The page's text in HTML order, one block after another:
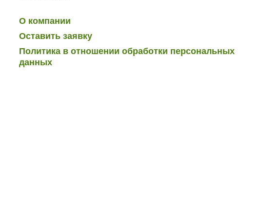
О компании
Оставить заявку
Политика в отношении обработки персональных
данных